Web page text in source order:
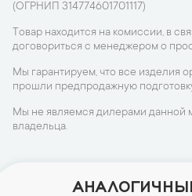
(ОГРНИП 314774601701117)
Товар находится на комиссии, в
договориться с менеджером о
Мы гарантируем, что все изделия
прошли предпродажную
Мы не являемся дилерами данной
владельца.